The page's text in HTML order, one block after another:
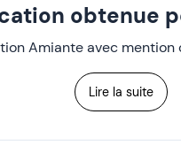
obtenue
Amiante avec
Lire la suite